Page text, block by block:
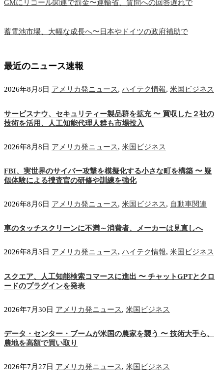
GMにリコール関連で罰金〜運輸省、質問への回答遅れで
蓄電池市場、大幅な成長へ〜日本やドイツの政府補助で
最近のニュース速報
2026年8月8日 アメリカ発ニュース, ハイテク情報, 米国ビジネス
サービスナウ、セキュリティー製品群を拡充 〜 買収した２社の
技術を活用、人工知能代理人群も市場投入
2026年8月8日 アメリカ発ニュース, 米国ビジネス
FBI、実世界のサイバー攻撃を模擬化する小さな町を構築 〜 疑
似体験による捜査官の研修や訓練を強化
2026年8月6日 アメリカ発ニュース, 米国ビジネス, 自動車関連
車のタッチスクリーンに不満～消費者、メーカーは見直しへ
2026年8月3日 アメリカ発ニュース, ハイテク情報, 米国ビジネス
スクエア、人工知能検索コマースに進出 〜 チャットGPTとクロ
ードのプラグインを発表
2026年7月30日 アメリカ発ニュース, 米国ビジネス
データ・センター・ブームが米国の農家を襲う 〜 技術大手ら、
農地を高額で買い取り
2026年7月27日 アメリカ発ニュース, 米国ビジネス